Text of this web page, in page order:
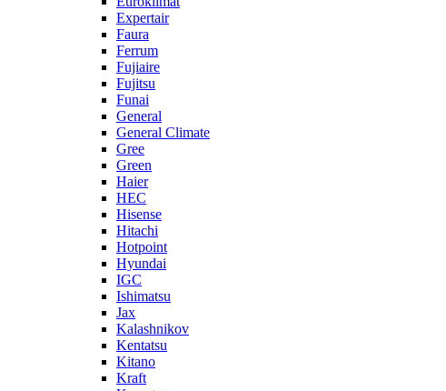
Expertair
Faura
Ferrum
Fujiaire
Fujitsu
Funai
General
General Climate
Gree
Green
Haier
HEC
Hisense
Hitachi
Hotpoint
Hyundai
IGC
Ishimatsu
Jax
Kalashnikov
Kentatsu
Kitano
Kraft